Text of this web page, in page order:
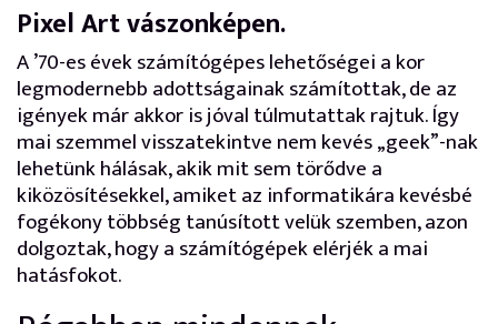
Pixel Art vászonképen.
A ’70-es évek számítógépes lehetőségei a kor
legmodernebb adottságainak számítottak, de az
igények már akkor is jóval túlmutattak rajtuk. Így
mai szemmel visszatekintve nem kevés „geek”-nak
lehetünk hálásak, akik mit sem törődve a
kiközösítésekkel, amiket az informatikára kevésbé
fogékony többség tanúsított velük szemben, azon
dolgoztak, hogy a számítógépek elérjék a mai
hatásfokot.